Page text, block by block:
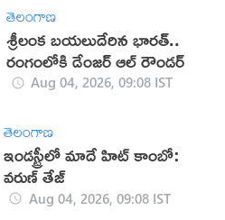
తెలంగాణ
శ్రీలంక బ‌య‌లుదేరిన భార‌త్..
రంగంలోకి డేంజ‌ర్ ఆల్ రౌండ‌ర్
Aug 04, 2026, 09:08 IST
తెలంగాణ
ఇండస్ట్రీలో మాదే హిట్ కాంబో:
వరుణ్ తేజ్
Aug 04, 2026, 09:08 IST